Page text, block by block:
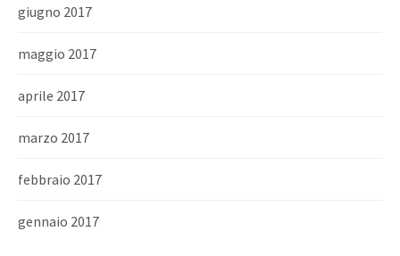
giugno 2017
maggio 2017
aprile 2017
marzo 2017
febbraio 2017
gennaio 2017